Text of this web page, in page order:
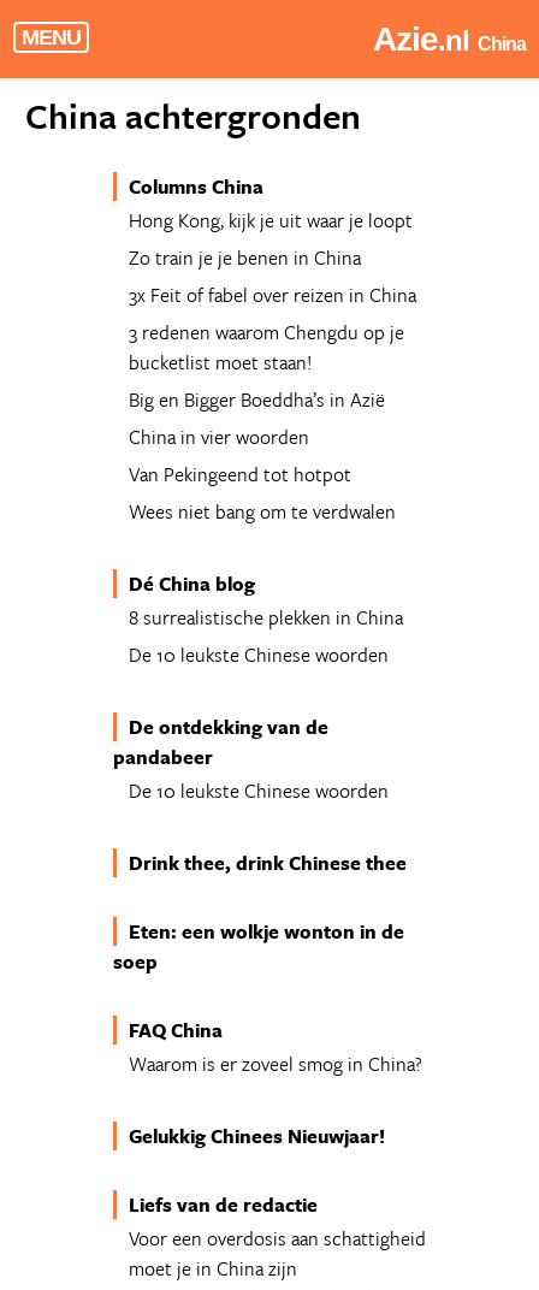
MENU Azie.nl China
China achtergronden
Columns China
Hong Kong, kijk je uit waar je loopt
Zo train je je benen in China
3x Feit of fabel over reizen in China
3 redenen waarom Chengdu op je
bucketlist moet staan!
Big en Bigger Boeddha’s in Azië
China in vier woorden
Van Pekingeend tot hotpot
Wees niet bang om te verdwalen
Dé China blog
8 surrealistische plekken in China
De 10 leukste Chinese woorden
De ontdekking van de
pandabeer
De 10 leukste Chinese woorden
Drink thee, drink Chinese thee
Eten: een wolkje wonton in de
soep
FAQ China
Waarom is er zoveel smog in China?
Gelukkig Chinees Nieuwjaar!
Liefs van de redactie
Voor een overdosis aan schattigheid
moet je in China zijn